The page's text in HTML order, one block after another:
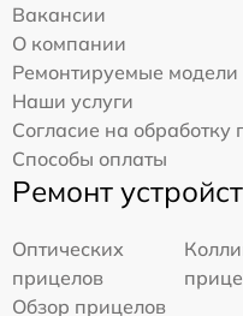
Вакансии
О компании
Ремонтируемые модели
Наши услуги
Согласие на
Способы оплаты
Ремонт
Оптических
прицелов
Обзор прицелов